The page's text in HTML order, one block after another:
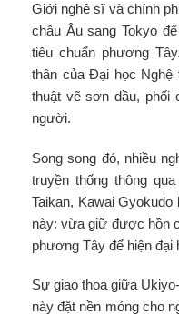
Giới nghệ sĩ và chính
châu Âu sang Tokyo
tiêu chuẩn phương
thân của Đại học
thuật vẽ sơn dầu, phối
người.
Song song đó, nhiều
truyền thống thông
Taikan, Kawai Gyokudō
này: vừa giữ được hồn
phương Tây để hiện đại
Sự giao thoa giữa
này đặt nền móng cho